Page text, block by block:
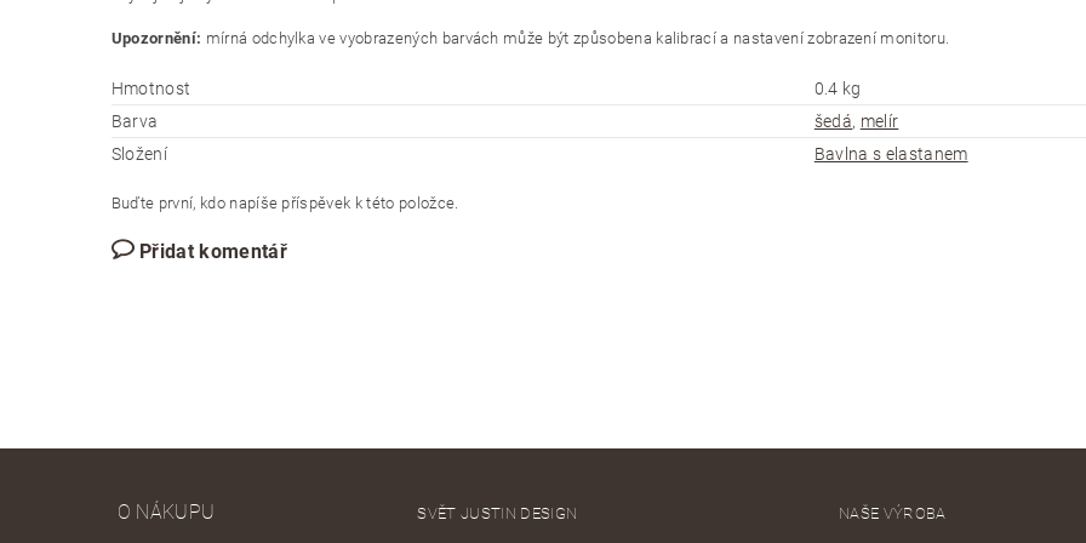
Upozornění: mírná odchylka ve vyobrazených barvách může být způsobena kalibrací a nastavení zobrazení monitoru.
Hmotnost
0.4 kg
Barva
šedá, melír
Složení
Bavlna s elastanem
Buďte první, kdo napíše příspěvek k této položce.
Přidat komentář
O NÁKUPU SVĚT JUSTIN DESIGN NAŠE VÝROBA